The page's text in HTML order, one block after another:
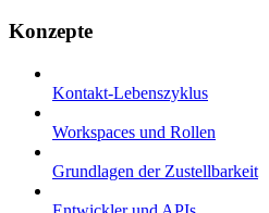
Konzepte
Kontakt-Lebenszyklus
Workspaces und Rollen
Grundlagen der Zustellbarkeit